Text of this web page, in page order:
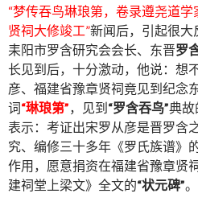
“梦传吞鸟琳琅第，卷录遵尧道
贤祠大修竣工”新闻后，引起很大
耒阳市罗含研究会会长、东晋罗
长见到后，十分激动，他说：想
彦、福建省豫章贤祠竟见到纪念
词“琳琅第”，见到“罗含吞鸟”典故
表示：考证出宋罗从彦是晋罗含之
究、编修三十多年《罗氏族谱》
作用，愿意捐资在福建省豫章贤
建祠堂上梁文》全文的“状元碑”。